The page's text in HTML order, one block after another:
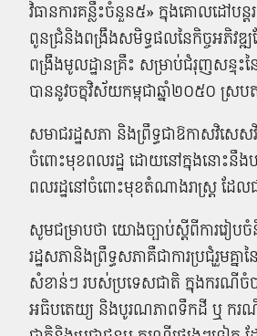
វិធានការ​គន្លឹះ​ចំនួន​៥» ក្នុង​គោលដៅ​បន្
ពូន​ជ្រំ​និង​ពង្រឹង​សមិទ្ធផល​នៃ​កិច្ច​អភិវឌ្
ពង្រឹង​មូលដ្ឋាន​គ្រឹះ សម្រាប់​ជំរុញ​សន្ទុះ​ន
បាន​នូវ​ចក្ខុវិស័យ​កម្ពុជា​ឆ្នាំ​២០៥០ ស្រ
សមាជ​រដ្ឋសភា​ និង​ព្រឹទ្ធ​ជា​ឱកាស​វិស
ចំពោះ​មុខ​ពលរដ្ឋ ដោយនៅ​ក្នុង​នោះ​នឹង​ប
ពលរដ្ឋ​នៅ​ចំពោះ​មុខ​តំណាងរាស្ត្រ ដែល​
សូម​ជម្រាប​ថា យោង​ច្បាប់​ស្តី​ពី​ការ​រៀបចំ​
រដ្ឋសភា​និង​ព្រឹទ្ធសភា​គឺជា​ការ​ប្រជុំ​រួម​គ្
សំខាន់​ៗ របស់​ប្រទេស​ជាតិ ក្នុង​ករណី​ចំ​ប
អធិបតេយ្យ និង​បូរណភាព​ទឹកដី ឬ ករណី​ប្